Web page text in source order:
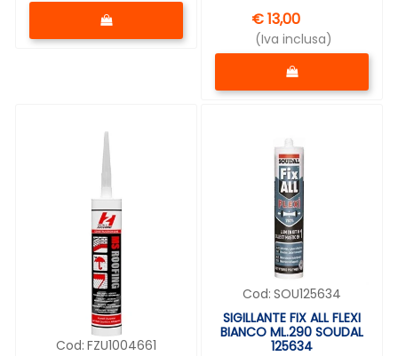
Quantità € 13,00
(Iva inclusa)
Quantità
Cod: FZU1004661
Cod: SOU125634
SIGILLANTE FIX ALL FLEXI
BIANCO ML.290 SOUDAL
125634